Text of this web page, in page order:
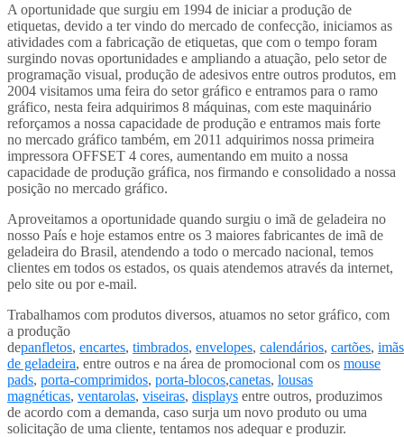
A oportunidade que surgiu em 1994 de iniciar a produção de
etiquetas, devido a ter vindo do mercado de confecção, iniciamos as
atividades com a fabricação de etiquetas, que com o tempo foram
surgindo novas oportunidades e ampliando a atuação, pelo setor de
programação visual, produção de adesivos entre outros produtos, em
2004 visitamos uma feira do setor gráfico e entramos para o ramo
gráfico, nesta feira adquirimos 8 máquinas, com este maquinário
reforçamos a nossa capacidade de produção e entramos mais forte
no mercado gráfico também, em 2011 adquirimos nossa primeira
impressora OFFSET 4 cores, aumentando em muito a nossa
capacidade de produção gráfica, nos firmando e consolidado a nossa
posição no mercado gráfico.
Aproveitamos a oportunidade quando surgiu o imã de geladeira no
nosso País e hoje estamos entre os 3 maiores fabricantes de imã de
geladeira do Brasil, atendendo a todo o mercado nacional, temos
clientes em todos os estados, os quais atendemos através da internet,
pelo site ou por e-mail.
Trabalhamos com produtos diversos, atuamos no setor gráfico, com
a produção
depanfletos, encartes, timbrados, envelopes, calendários, cartões, imãs
de geladeira, entre outros e na área de promocional com os mouse
pads, porta-comprimidos, porta-blocos,canetas, lousas
magnéticas, ventarolas, viseiras, displays entre outros, produzimos
de acordo com a demanda, caso surja um novo produto ou uma
solicitação de uma cliente, tentamos nos adequar e produzir.